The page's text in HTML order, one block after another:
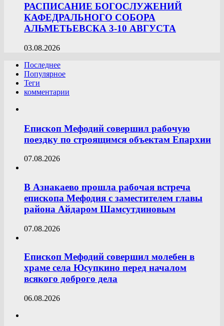
РАСПИСАНИЕ БОГОСЛУЖЕНИЙ
КАФЕДРАЛЬНОГО СОБОРА
АЛЬМЕТЬЕВСКА 3-10 АВГУСТА
03.08.2026
Последнее
Популярное
Теги
комментарии
Епископ Мефодий совершил рабочую
поездку по строящимся объектам Епархии
07.08.2026
В Азнакаево прошла рабочая встреча
епископа Мефодия с заместителем главы
района Айдаром Шамсутдиновым
07.08.2026
Епископ Мефодий совершил молебен в
храме села Юсупкино перед началом
всякого доброго дела
06.08.2026